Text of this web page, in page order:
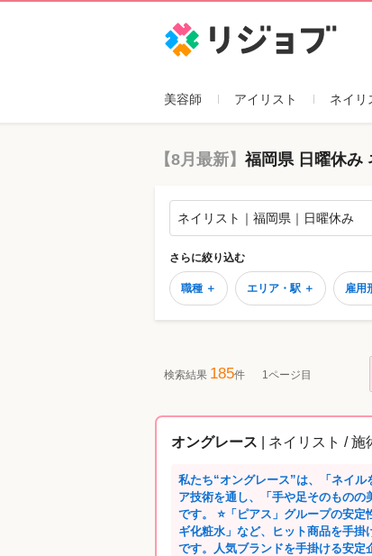
美容師 アイリスト ネイリ
【8月最新】 福岡県 日曜休み
ネイリスト｜福岡県｜日曜休み
さらに絞り込む
職種 ＋ エリア・駅 ＋ 雇用
検索結果 185件 1ページ目
オングレース | ネイリスト / 施
私たち“オングレース”は、「ネイ
ア技術を通し、「手や足そのもの
です。 ⭐「ピアス」グループの安定性 当社は、「デジャヴュ」「オペラ」「ハトム
ギ化粧水」など、ヒット商品を手
です。人気ブランドを手掛ける安定